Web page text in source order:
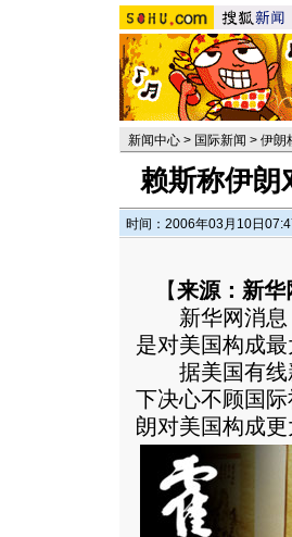
新闻中心 > 国际新闻 > 伊朗
赖斯称伊朗
时间：2006年03月10日
【来源：新华
新华网消息
是对美国构成最
据美国有线新
下决心不顾国
朗对美国构成更